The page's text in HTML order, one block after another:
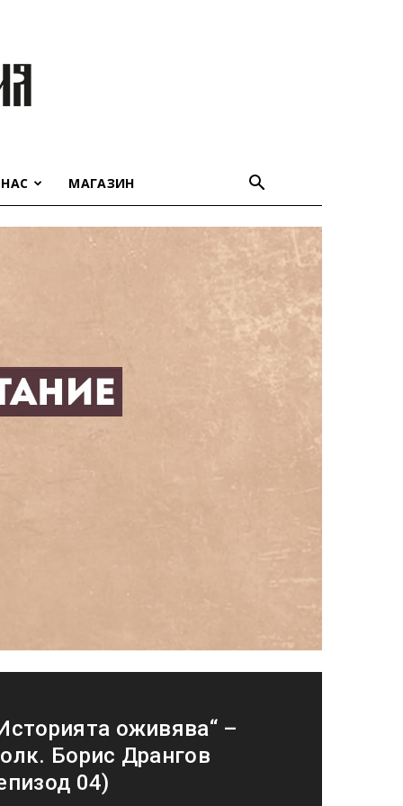
МАГАЗИН
оживява“ –
Борис Дрангов
04)